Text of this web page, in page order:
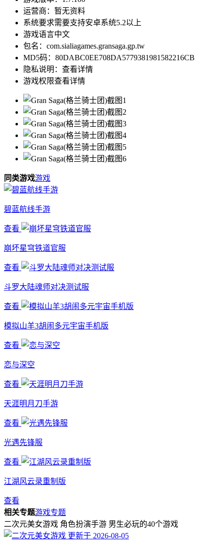
运营商： 暂无资料
系统要求需要支持安卓系统5.2以上
游戏语言中文
包名： com.sialiagames.gransaga.gp.tw
MD5码： 80DABC0EE708DA5779381981582216CB
隐私说明： 查看详情
游戏权限查看详情
同类游戏游戏
碧蓝航线手游
查看
崩坏星穹铁道官服
查看
斗罗大陆魂师对决测试服
查看
模拟山羊3胡闹多元宇宙手机版
查看
恋与深空
查看
天涯明月刀手游
查看
光遇先锋服
查看
江湖风云录重制版
查看
相关专题游戏专题
二次元美女游戏 角色扮演手游 男生必玩的40个游戏
更新于 2026-08-05